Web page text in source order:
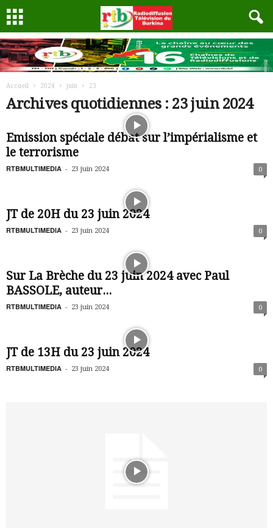
Accueil 2024 juin 23
Archives quotidiennes : 23 juin 2024
Emission spéciale débat sur l’impérialisme et
le terrorisme
RTBMULTIMEDIA - 23 juin 2024 0
JT de 20H du 23 juin 2024
RTBMULTIMEDIA - 23 juin 2024 0
Sur La Brèche du 23 juin 2024 avec Paul
BASSOLE, auteur...
RTBMULTIMEDIA - 23 juin 2024 0
JT de 13H du 23 juin 2024
RTBMULTIMEDIA - 23 juin 2024 0